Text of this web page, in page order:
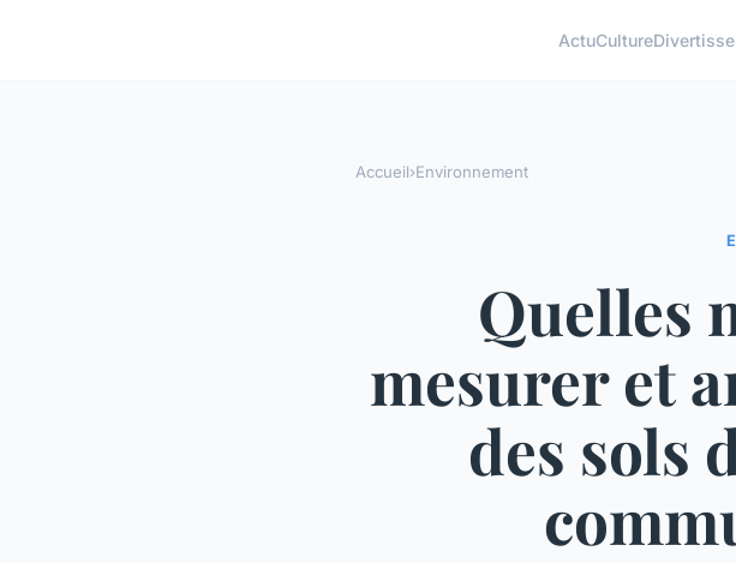
ActuCulture
Accueil›Environnement
Quelles
mesurer et
des sols